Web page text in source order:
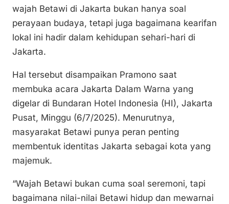
Li
n
k
b
o
k
A
p
wajah Betawi di Jakarta bukan hanya soal
perayaan budaya, tetapi juga bagaimana kearifan
lokal ini hadir dalam kehidupan sehari-hari di
Jakarta.
Hal tersebut disampaikan Pramono saat
membuka acara Jakarta Dalam Warna yang
digelar di Bundaran Hotel Indonesia (HI), Jakarta
Pusat, Minggu (6/7/2025). Menurutnya,
masyarakat Betawi punya peran penting
membentuk identitas Jakarta sebagai kota yang
majemuk.
“Wajah Betawi bukan cuma soal seremoni, tapi
bagaimana nilai-nilai Betawi hidup dan mewarnai